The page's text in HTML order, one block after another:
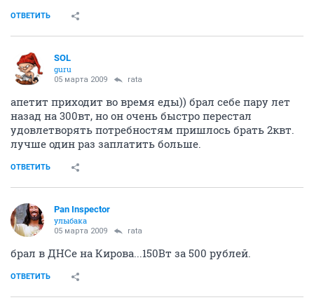
ОТВЕТИТЬ
SOL
guru
05 марта 2009 rata
апетит приходит во время еды)) брал себе пару лет
назад на 300вт, но он очень быстро перестал
удовлетворять потребностям пришлось брать 2квт.
лучше один раз заплатить больше.
ОТВЕТИТЬ
Pan Inspector
улыбака
05 марта 2009 rata
брал в ДНСе на Кирова...150Вт за 500 рублей.
ОТВЕТИТЬ